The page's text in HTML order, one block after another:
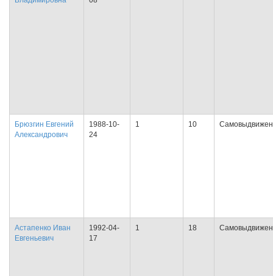
Брюзгин Евгений
Александрович
1988-10-
24
1 10
Астапенко Иван
Евгеньевич
1992-04-
17
1 18